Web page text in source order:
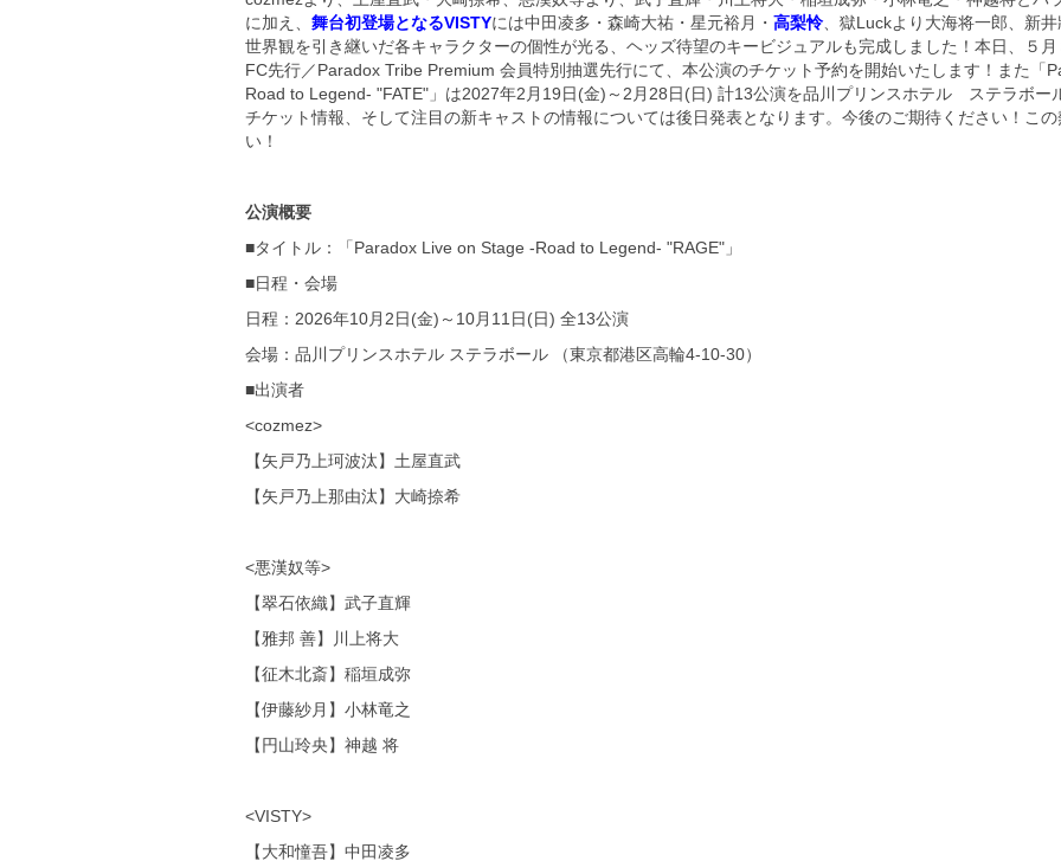
に加え、 舞台初登場となるVISTYには中田凌多・森崎大祐・星元裕月・ 高梨怜、獄Luckより大海将一郎、新
世界観を引き継いだ各キャラクターの個性が光る、ヘッズ待望のキービジュアルも完成しました！本日、５
FC先行／Paradox Tribe Premium 会員特別抽選先行にて、本公演のチケット予約を開始いたします！また「
Road to Legend- "FATE"」は2027年2月19日(金)～2月28日(日) 計13公演を品川プリンスホテル ステラボー
チケット情報、そして注目の新キャストの情報については後日発表となります。今後のご期待ください！こ
い！
公演概要
■タイトル：「Paradox Live on Stage -Road to Legend- "RAGE"」
■日程・会場
日程：2026年10月2日(金)～10月11日(日) 全13公演
会場：品川プリンスホテル ステラボール （東京都港区高輪4-10-30）
■出演者
<cozmez>
【矢戸乃上珂波汰】土屋直武
【矢戸乃上那由汰】大崎捺希
<悪漢奴等>
【翠石依織】武子直輝
【雅邦 善】川上将大
【征木北斎】稲垣成弥
【伊藤紗月】小林竜之
【円山玲央】神越 将
<VISTY>
【大和憧吾】中田凌多